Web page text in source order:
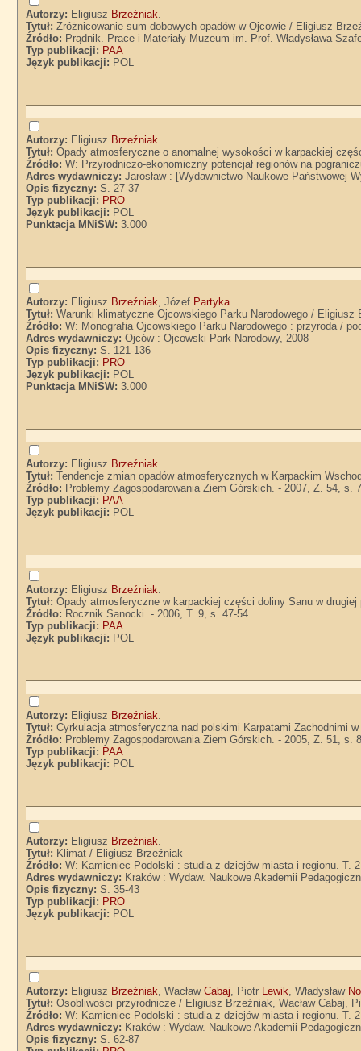
Autorzy: Eligiusz Brzeźniak.
Tytuł:Zróżnicowanie sum dobowych opadów w Ojcowie / Eligiusz
Źródło: Prądnik. Prace i Materiały Muzeum im. Prof. Władysława
Typ publikacji: PAA
Język publikacji: POL
Autorzy: Eligiusz Brzeźniak.
Tytuł:Opady atmosferyczne o anomalnej wysokości w karpackiej
Źródło:W: Przyrodniczo-ekonomiczny potencjał regionów na
Adres wydawniczy:Jarosław : [Wydawnictwo Naukowe Państwowej
Opis fizyczny:S. 27-37
Typ publikacji: PRO
Język publikacji: POL
Punktacja MNiSW:3.000
Autorzy: Eligiusz Brzeźniak, Józef Partyka.
Tytuł:Warunki klimatyczne Ojcowskiego Parku Narodowego /
Źródło:W: Monografia Ojcowskiego Parku Narodowego : przyroda /
Adres wydawniczy:Ojców : Ojcowski Park Narodowy, 2008
Opis fizyczny:S. 121-136
Typ publikacji: PRO
Język publikacji: POL
Punktacja MNiSW:3.000
Autorzy: Eligiusz Brzeźniak.
Tytuł:Tendencje zmian opadów atmosferycznych w Karpackim
Źródło: Problemy Zagospodarowania Ziem Górskich. - 2007, Z. 54, s.
Typ publikacji: PAA
Język publikacji: POL
Autorzy: Eligiusz Brzeźniak.
Tytuł:Opady atmosferyczne w karpackiej części doliny Sanu w
Źródło: Rocznik Sanocki. - 2006, T. 9, s. 47-54
Typ publikacji: PAA
Język publikacji: POL
Autorzy: Eligiusz Brzeźniak.
Tytuł:Cyrkulacja atmosferyczna nad polskimi Karpatami Zachodnimi
Źródło: Problemy Zagospodarowania Ziem Górskich. - 2005, Z. 51, s.
Typ publikacji: PAA
Język publikacji: POL
Autorzy: Eligiusz Brzeźniak.
Tytuł: Klimat / Eligiusz Brzeźniak
Źródło:W: Kamieniec Podolski : studia z dziejów miasta i regionu. T.
Adres wydawniczy: Kraków : Wydaw. Naukowe Akademii
Opis fizyczny:S. 35-43
Typ publikacji: PRO
Język publikacji: POL
Autorzy: Eligiusz Brzeźniak, WacławCabaj, Piotr Lewik, Władysław
Tytuł:Osobliwości przyrodnicze / Eligiusz Brzeźniak, Wacław Cabaj,
Źródło:W: Kamieniec Podolski : studia z dziejów miasta i regionu. T.
Adres wydawniczy: Kraków : Wydaw. Naukowe Akademii
Opis fizyczny:S. 62-87